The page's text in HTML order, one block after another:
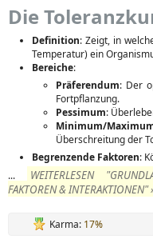
Die
Definition: Zeigt, in
Temperatur) ein
Bereiche:
Präferendum: Der
Fortpflanzung.
Pessimum:
Minimum/
Überschreitung der
Begrenzende Faktoren:
...
WEITERLESEN
FAKTOREN & INTERAKTIONEN"
Karma: 17%